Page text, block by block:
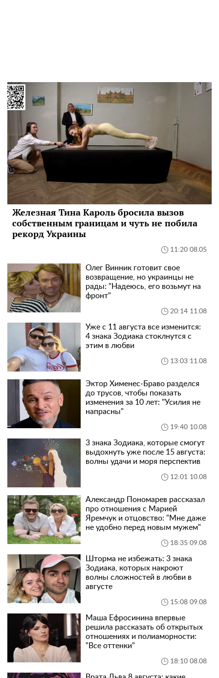
Железная Тина Кароль бросила вызов
собственным границам и чуть не побила
рекорд Украины
11:20 08.05
Олег Винник готовит свое
возвращение, но украинцы не
рады: "Надеюсь, его возьмут на
фронт"
20:14 11.08
Уже с 11 августа все изменится:
4 знака Зодиака стоклнутся с
этим в любви
13:03 11.08
Эктор Хименес-Браво разделся
до трусов, чтобы показать
изменения за 10 лет: "Усилия не
напрасны"
19:40 10.08
3 знака Зодиака, которые смогут
выдохнуть уже после 15 августа:
волны удачи и моря перспектив
12:01 10.08
Александр Пономарев рассказал
про отношения с Марией
Яремчук и отцовство: "Мне даже
не удобно перед новым мужем"
18:35 09.08
Шторма не избежать: 3 знака
Зодиака, которых накроют
волны сложностей в любви в
августе
15:08 09.08
Маша Ефросинина впервые
решила рассказать об открытых
отношениях и полиаморности:
"Все оттенки"
18:10 08.08